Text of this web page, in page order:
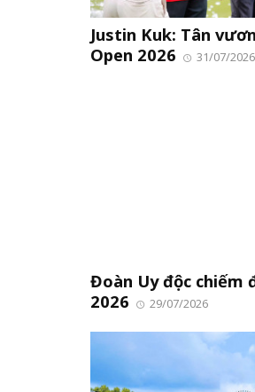
Justin Kuk: Tân
Open 2026
31/07/2026
Đoàn Uy độc chiếm
2026
29/07/2026